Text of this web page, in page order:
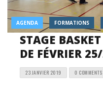
AGENDA FORMATIONS
STAGE
DE FÉVRIER
23 JANVIER 2019 0 COMMENTS